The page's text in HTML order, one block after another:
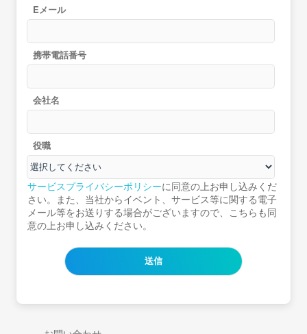
Eメール
携帯電話番号
会社名
役職
サービスプライバシーポリシーに同意の上お申し込みくだ
さい。また、当社からイベント、サービス等に関する電子
メール等をお送りする場合がございますので、こちらも同
意の上お申し込みください。